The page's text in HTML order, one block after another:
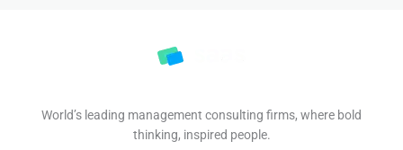
World’s leading management consulting firms, where bold
thinking, inspired people.